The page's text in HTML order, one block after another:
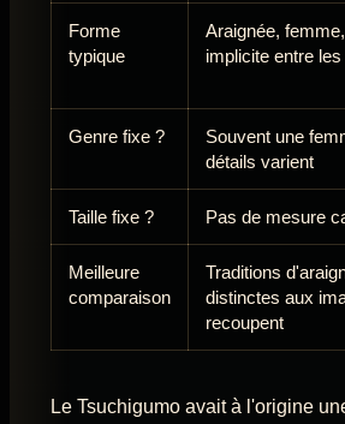
Forme
typique
Araignée,
implicite entre les
Genre fixe ?
Souvent une
détails varient
Taille fixe ? Pas de mesure
Meilleure
comparaison
Traditions
distinctes aux
recoupent
Le Tsuchigumo avait à l'origine